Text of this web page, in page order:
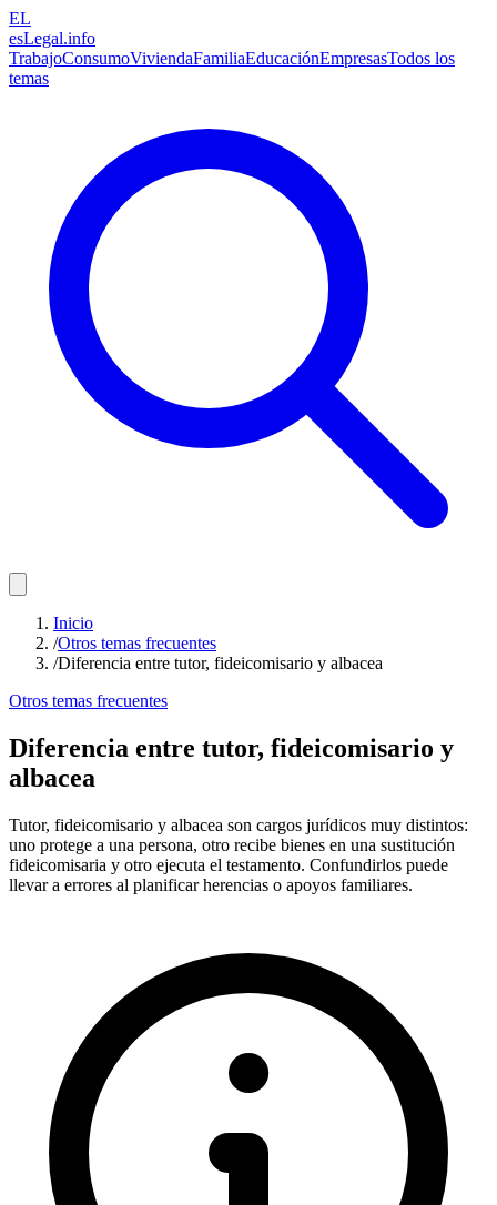
EL
esLegal.info
TrabajoConsumoViviendaFamiliaEducaciónEmpresasTodos los
temas
Inicio
/Otros temas frecuentes
/Diferencia entre tutor, fideicomisario y albacea
Otros temas frecuentes
Diferencia entre tutor, fideicomisario y
albacea
Tutor, fideicomisario y albacea son cargos jurídicos muy distintos:
uno protege a una persona, otro recibe bienes en una sustitución
fideicomisaria y otro ejecuta el testamento. Confundirlos puede
llevar a errores al planificar herencias o apoyos familiares.